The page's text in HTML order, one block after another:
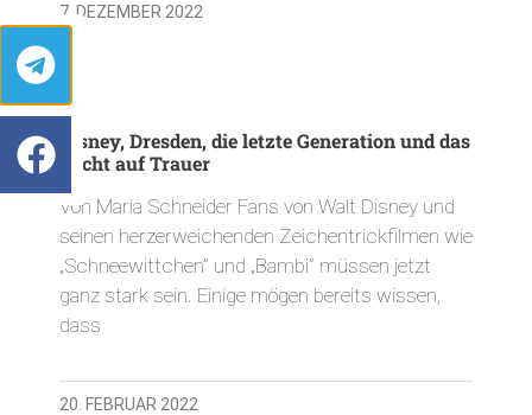
7. DEZEMBER 2022
Disney, Dresden, die letzte Generation und das
Recht auf Trauer
Von Maria Schneider Fans von Walt Disney und
seinen herzerweichenden Zeichentrickfilmen wie
„Schneewittchen” und „Bambi” müssen jetzt
ganz stark sein. Einige mögen bereits wissen,
dass
20. FEBRUAR 2022